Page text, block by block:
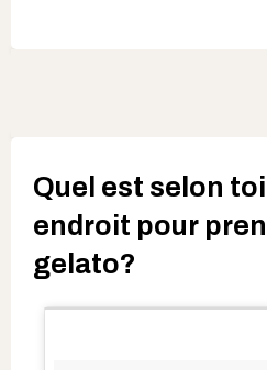
Quel est selon
endroit pour
gelato?